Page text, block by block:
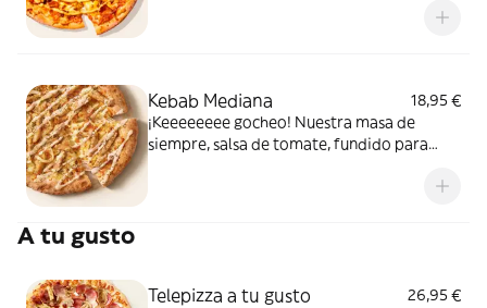
Kebab Mediana
18,95 €
¡Keeeeeeee gocheo! Nuestra masa de
siempre, salsa de tomate, fundido para
A tu gusto
Telepizza a tu gusto
26,95 €